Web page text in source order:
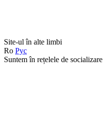
Site-ul în alte limbi
Ro Рус
Suntem în rețelele de socializare